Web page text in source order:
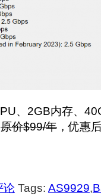
、2GB内存、
原价$99/年 ，优惠
论 Tags: AS9929,